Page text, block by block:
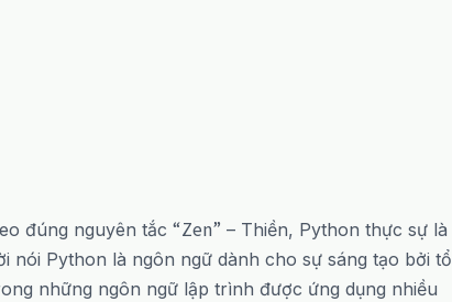
đúng nguyên tắc “Zen” – Thiền, Python thực sự là
nói Python là ngôn ngữ dành cho sự sáng tạo bởi tổ
những ngôn ngữ lập trình được ứng dụng nhiều